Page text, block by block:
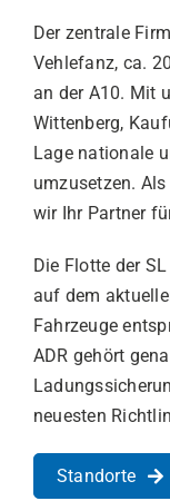
Der zentrale
Vehlefanz, ca.
an der A10. Mit
Wittenberg,
Lage nationale
umzusetzen.
wir Ihr Partner
Die Flotte der
auf dem
Fahrzeuge
ADR gehört
neuesten
Standorte